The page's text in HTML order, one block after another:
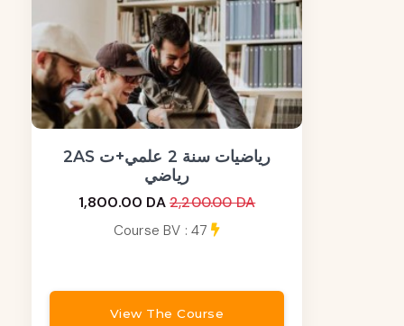
2AS رياضيات سنة 2 علمي+ت
رياضي
1,800.00 DA 2,200.00 DA
Course BV : 47
View The Course